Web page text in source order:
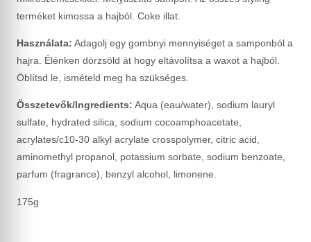
terméket kimossa a hajból. Coke illat.
Használata: Adagolj egy gombnyi mennyiséget a samponból a
hajra. Élénken dörzsöld át hogy eltávolítsa a waxot a hajból.
Öblítsd le, ismételd meg ha szükséges.
Összetevők/Ingredients: Aqua (eau/water), sodium lauryl
sulfate, hydrated silica, sodium cocoamphoacetate,
acrylates/c10-30 alkyl acrylate crosspolymer, citric acid,
aminomethyl propanol, potassium sorbate, sodium benzoate,
parfum (fragrance), benzyl alcohol, limonene.
175g